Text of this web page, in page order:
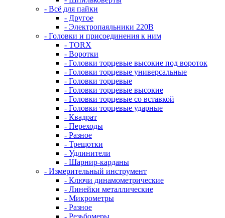
- Всё для пайки
- Другое
- Электропаяльники 220В
- Головки и присоединения к ним
- TORX
- Воротки
- Головки торцевые высокие под вороток
- Головки торцевые универсальные
- Головки торцевые
- Головки торцевые высокие
- Головки торцевые со вставкой
- Головки торцевые ударные
- Квадрат
- Переходы
- Разное
- Трещотки
- Удлинители
- Шарнир-карданы
- Измерительный инструмент
- Ключи динамометрические
- Линейки металлические
- Микрометры
- Разное
- Резьбомеры